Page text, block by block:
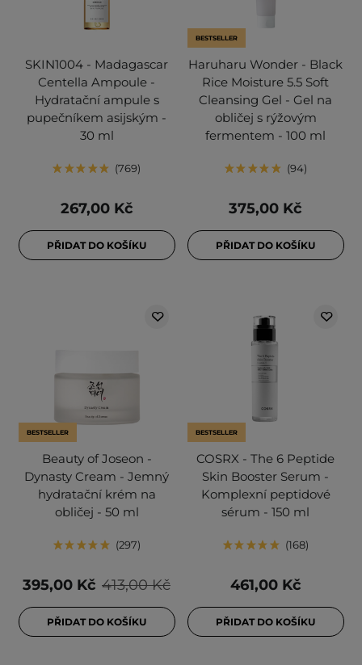
SKIN1004 - Madagascar
Centella Ampoule -
Hydratační ampule s
pupečníkem asijským -
30 ml
769
267,00 Kč
PŘIDAT DO KOŠÍKU
BESTSELLER
Haruharu Wonder - Black
Rice Moisture 5.5 Soft
Cleansing Gel - Gel na
obličej s rýžovým
fermentem - 100 ml
94
375,00 Kč
PŘIDAT DO KOŠÍKU
BESTSELLER
Beauty of Joseon -
Dynasty Cream - Jemný
hydratační krém na
obličej - 50 ml
297
413,00 Kč
395,00 Kč
PŘIDAT DO KOŠÍKU
BESTSELLER
COSRX - The 6 Peptide
Skin Booster Serum -
Komplexní peptidové
sérum - 150 ml
168
461,00 Kč
PŘIDAT DO KOŠÍKU